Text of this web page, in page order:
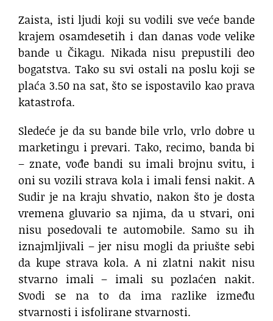
Zaista, isti ljudi koji su vodili sve veće bande
krajem osamdesetih i dan danas vode velike
bande u Čikagu. Nikada nisu prepustili deo
bogatstva. Tako su svi ostali na poslu koji se
plaća 3.50 na sat, što se ispostavilo kao prava
katastrofa.
Sledeće je da su bande bile vrlo, vrlo dobre u
marketingu i prevari. Tako, recimo, banda bi
– znate, vođe bandi su imali brojnu svitu, i
oni su vozili strava kola i imali fensi nakit. A
Sudir je na kraju shvatio, nakon što je dosta
vremena gluvario sa njima, da u stvari, oni
nisu posedovali te automobile. Samo su ih
iznajmljivali – jer nisu mogli da priušte sebi
da kupe strava kola. A ni zlatni nakit nisu
stvarno imali – imali su pozlaćen nakit.
Svodi se na to da ima razlike između
stvarnosti i isfolirane stvarnosti.